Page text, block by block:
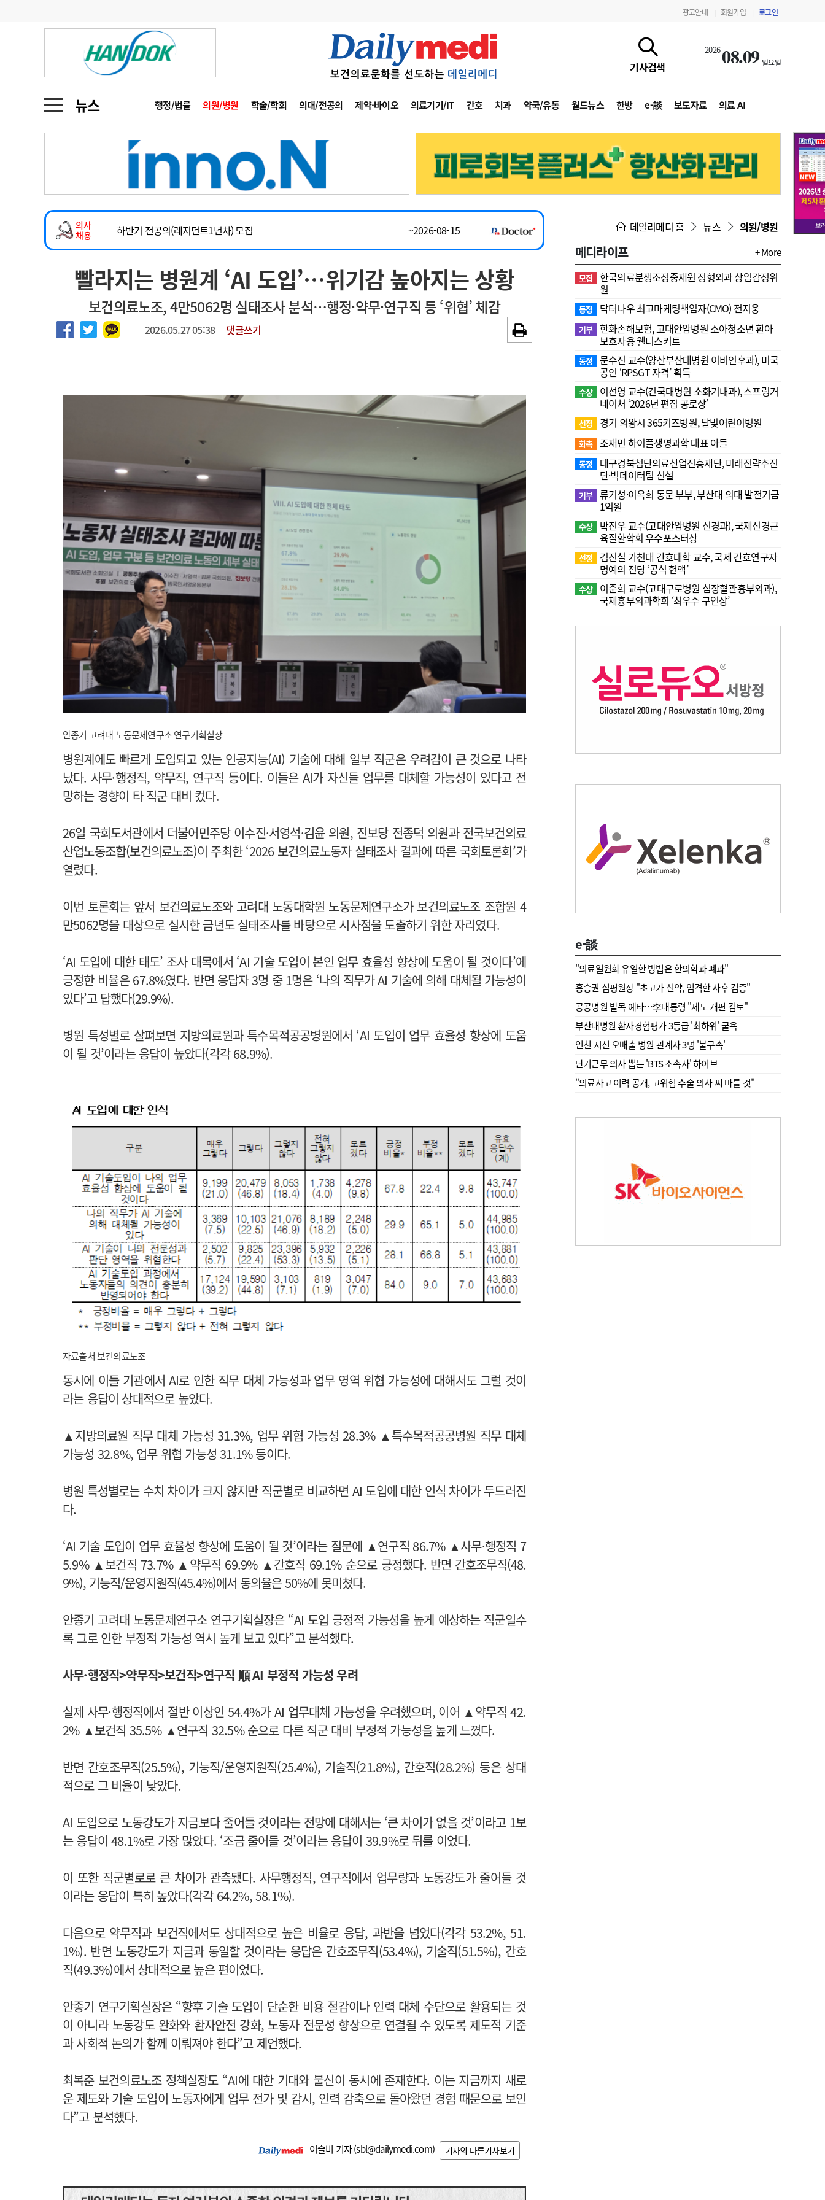
광고안내 회원가입 로그인
기사검색
202608.09 일요일
뉴스 행정/법률 의원/병원 학술/학회 의대/전공의 제약·바이오 의료기기/IT 간호 치과 약국/유통 월드뉴스 한방 e-談 보도자료 의료 AI
금주의 검색어
1
의사인력 수급 추계
3
AI의료
4
전공의 모집 결과
6
관리급여 실시
수련환경 개선
의과대학 입시
인사 사고
오피니언 수첩
인물 초대석 피플
동영상뉴스
포토뉴스
메디 Hospital 지역병원 중소병원
인포메이션 행정처분 판례 정책/통계 공시 지침·기준·평가 약제급여 심사 결과
고객센터 회사소개 법적고지 광고안내
의사
채용
2026년 하반기 인턴 모집
~2026-08-31
마취통증의학과 임기제 임상의사 채용
채용시까지
소아청소년과(소아응급전담) 계약직 의사 공개채용
채용시까지
하반기 전공의(레지던트1년차) 모집
~2026-08-15
2026년 하반기 인턴 모집
~2026-08-31
마취통증의학과 임기제 임상의사 채용
채용시까지
빨라지는 병원계 ‘AI 도입’…위기감 높아지는 상황
보건의료노조, 4만5062명 실태조사 분석…행정·약무·연구직 등 ‘위협’ 체감
2026.05.27 05:38 댓글쓰기
안종기 고려대 노동문제연구소 연구기획실장
병원계에도 빠르게 도입되고 있는 인공지능(AI) 기술에 대해 일부 직군은 우려감이 큰 것으로 나타
났다. 사무·행정직, 약무직, 연구직 등이다. 이들은 AI가 자신들 업무를 대체할 가능성이 있다고 전
망하는 경향이 타 직군 대비 컸다.
26일 국회도서관에서 더불어민주당 이수진·서영석·김윤 의원, 진보당 전종덕 의원과 전국보건의료
산업노동조합(보건의료노조)이 주최한 ‘2026 보건의료노동자 실태조사 결과에 따른 국회토론회’가
열렸다.
이번 토론회는 앞서 보건의료노조와 고려대 노동대학원 노동문제연구소가 보건의료노조 조합원 4
만5062명을 대상으로 실시한 금년도 실태조사를 바탕으로 시사점을 도출하기 위한 자리였다.
‘AI 도입에 대한 태도’ 조사 대목에서 ‘AI 기술 도입이 본인 업무 효율성 향상에 도움이 될 것이다’에
긍정한 비율은 67.8%였다. 반면 응답자 3명 중 1명은 ‘나의 직무가 AI 기술에 의해 대체될 가능성이
있다’고 답했다(29.9%).
병원 특성별로 살펴보면 지방의료원과 특수목적공공병원에서 ‘AI 도입이 업무 효율성 향상에 도움
이 될 것’이라는 응답이 높았다(각각 68.9%).
자료출처 보건의료노조
동시에 이들 기관에서 AI로 인한 직무 대체 가능성과 업무 영역 위협 가능성에 대해서도 그럴 것이
라는 응답이 상대적으로 높았다.
▲지방의료원 직무 대체 가능성 31.3%, 업무 위협 가능성 28.3% ▲특수목적공공병원 직무 대체
가능성 32.8%, 업무 위협 가능성 31.1% 등이다.
병원 특성별로는 수치 차이가 크지 않지만 직군별로 비교하면 AI 도입에 대한 인식 차이가 두드러진
다.
‘AI 기술 도입이 업무 효율성 향상에 도움이 될 것’이라는 질문에 ▲연구직 86.7% ▲사무·행정직 7
5.9% ▲보건직 73.7% ▲약무직 69.9% ▲간호직 69.1% 순으로 긍정했다. 반면 간호조무직(48.
9%), 기능직/운영지원직(45.4%)에서 동의율은 50%에 못미쳤다.
안종기 고려대 노동문제연구소 연구기획실장은 “AI 도입 긍정적 가능성을 높게 예상하는 직군일수
록 그로 인한 부정적 가능성 역시 높게 보고 있다”고 분석했다.
사무·행정직>약무직>보건직>연구직 順 AI 부정적 가능성 우려
실제 사무·행정직에서 절반 이상인 54.4%가 AI 업무대체 가능성을 우려했으며, 이어 ▲약무직 42.
2% ▲보건직 35.5% ▲연구직 32.5% 순으로 다른 직군 대비 부정적 가능성을 높게 느꼈다.
반면 간호조무직(25.5%), 기능직/운영지원직(25.4%), 기술직(21.8%), 간호직(28.2%) 등은 상대
적으로 그 비율이 낮았다.
AI 도입으로 노동강도가 지금보다 줄어들 것이라는 전망에 대해서는 ‘큰 차이가 없을 것’이라고 1보
는 응답이 48.1%로 가장 많았다. ‘조금 줄어들 것’이라는 응답이 39.9%로 뒤를 이었다.
이 또한 직군별로로 큰 차이가 관측됐다. 사무행정직, 연구직에서 업무량과 노동강도가 줄어들 것
이라는 응답이 특히 높았다(각각 64.2%, 58.1%).
다음으로 약무직과 보건직에서도 상대적으로 높은 비율로 응답, 과반을 넘었다(각각 53.2%, 51.
1%). 반면 노동강도가 지금과 동일할 것이라는 응답은 간호조무직(53.4%), 기술직(51.5%), 간호
직(49.3%)에서 상대적으로 높은 편이었다.
안종기 연구기획실장은 “향후 기술 도입이 단순한 비용 절감이나 인력 대체 수단으로 활용되는 것
이 아니라 노동강도 완화와 환자안전 강화, 노동자 전문성 향상으로 연결될 수 있도록 제도적 기준
과 사회적 논의가 함께 이뤄져야 한다”고 제언했다.
최복준 보건의료노조 정책실장도 “AI에 대한 기대와 불신이 동시에 존재한다. 이는 지금까지 새로
운 제도와 기술 도입이 노동자에게 업무 전가 및 감시, 인력 감축으로 돌아왔던 경험 때문으로 보인
다”고 분석했다.
이슬비 기자 (sbl@dailymedi.com) 기자의 다른기사보기
데일리메디 홈 뉴스 의원/병원
메디라이프 + More
모집
한국의료분쟁조정중재원 정형외과 상임감정위
원
동정 닥터나우 최고마케팅책임자(CMO) 전지웅
기부 한화손해보험, 고대안암병원 소아청소년 환아
보호자용 웰니스키트
동정
문수진 교수( 양산부산대병원 이비인후과), 미국
공인 ‘RPSGT 자격’ 획득
수상
이선영 교수(건국대병원 소화기내과), 스프링거
네이처 ‘2026년 편집 공로상’
선정 경기 의왕시 365키즈병원, 달빛어린이병원
화촉 조재민 하이플생명과학 대표 아들
동정
대구경북첨단의료산업진흥재단, 미래전략추진
단·빅데이터팀 신설
기부 류기성·이옥희 동문 부부, 부산대 의대 발전기금
1억원
수상
박진우 교수(고대안암병원 신경과), 국제신경근
육질환학회 우수포스터상
선정
김진실 가천대 간호대학 교수, 국제 간호연구자
명예의 전당 ‘공식 헌액’
수상
이준희 교수(고대구로병원 심장혈관흉부외과),
국제흉부외과학회 ‘최우수 구연상’
e-談
"의료일원화 유일한 방법은 한의학과 폐과"
홍승권 심평원장 " 초고가 신약, 엄격한 사후 검증"
공공병원 발목 예타…李대통령 "제도 개편 검토"
부산대병원 환자경험평가 3등급 '최하위' 굴욕
인천 시신 오배출 병원 관계자 3명 '불구속'
단기근무 의사 뽑는 'BTS 소속사' 하이브
"의료사고 이력 공개, 고위험 수술 의사 씨 마를 것"